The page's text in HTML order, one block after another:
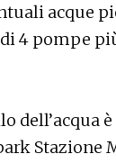
acque
4 pompe
Stazione